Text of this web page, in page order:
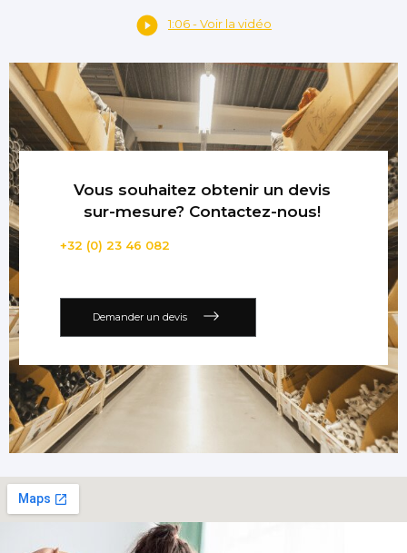
1:06 - Voir la vidéo
Vous souhaitez obtenir un devis
sur-mesure? Contactez-nous!
+32 (0) 23 46 082
Demander un devis